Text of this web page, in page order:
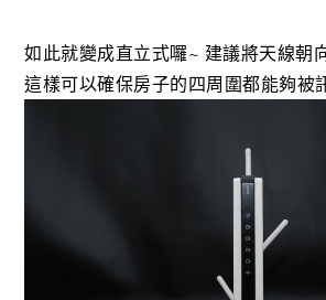
如此就變成直立式囉~ 建議將天線朝
這樣可以確保房子的四周圍都能夠被